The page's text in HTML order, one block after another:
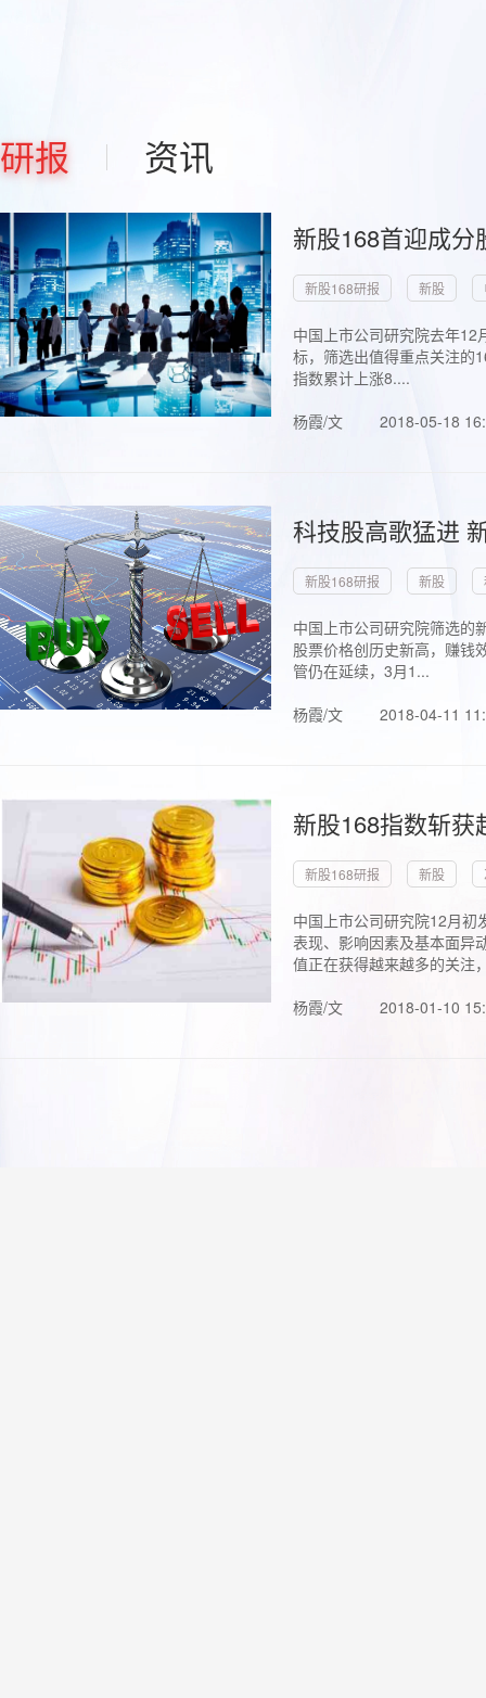
研报 资讯
新股168首迎成
新股168研报 新股
中国上市公司研究院去年
标，筛选出值得重点关注的
指数累计上涨8....
杨霞/文
2018-05-18
科技股高歌猛进
新股168研报 新股
中国上市公司研究院筛选的
股票价格创历史新高，赚钱
管仍在延续，3月1...
杨霞/文
2018-04-11
新股168指数斩
新股168研报 新股
中国上市公司研究院12月初
表现、影响因素及基本面异
值正在获得越来越多的关注
杨霞/文
2018-01-10